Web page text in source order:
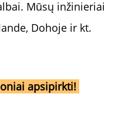
Mūsų inžinieriai
Dohoje ir kt.
apsipirkti!